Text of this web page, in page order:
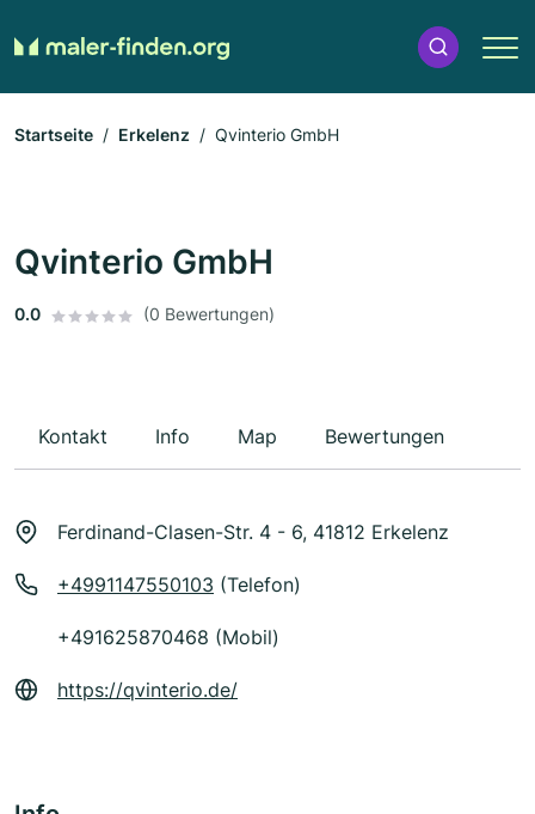
Startseite Erkelenz Qvinterio GmbH
Qvinterio GmbH
0.0 (0 Bewertungen)
Kontakt Info Map Bewertungen
Ferdinand-Clasen-Str. 4 - 6, 41812 Erkelenz
+4991147550103 (Telefon)
+491625870468 (Mobil)
https://qvinterio.de/